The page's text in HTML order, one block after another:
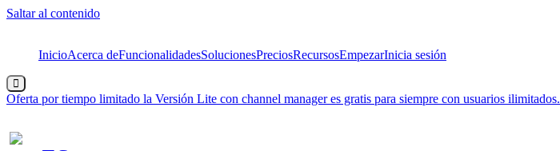
Saltar al contenido
InicioAcerca deFuncionalidadesSolucionesPreciosRecursosEmpezarInicia sesión
Menú
conmutador
hamburguesa
Oferta por tiempo limitado la Versión Lite con channel manager es gratis para siempre con usuarios ilimitados.